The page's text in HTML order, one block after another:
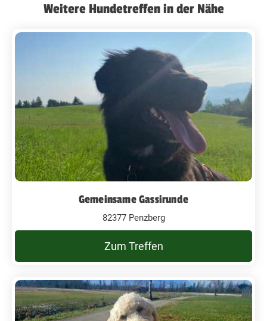
Weitere Hundetreffen in der Nähe
Gemeinsame Gassirunde
82377 Penzberg
Zum Treffen